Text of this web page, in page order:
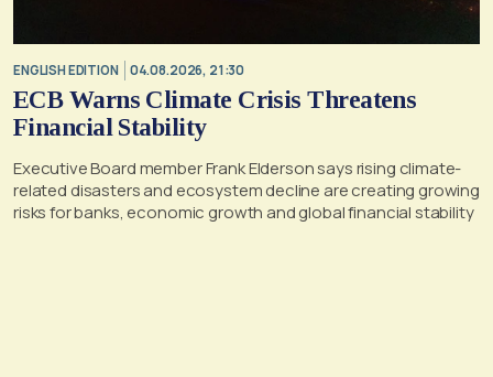
ENGLISH EDITION 04.08.2026, 21:30
ECB Warns Climate Crisis Threatens
Financial Stability
Executive Board member Frank Elderson says rising climate-
related disasters and ecosystem decline are creating growing
risks for banks, economic growth and global financial stability